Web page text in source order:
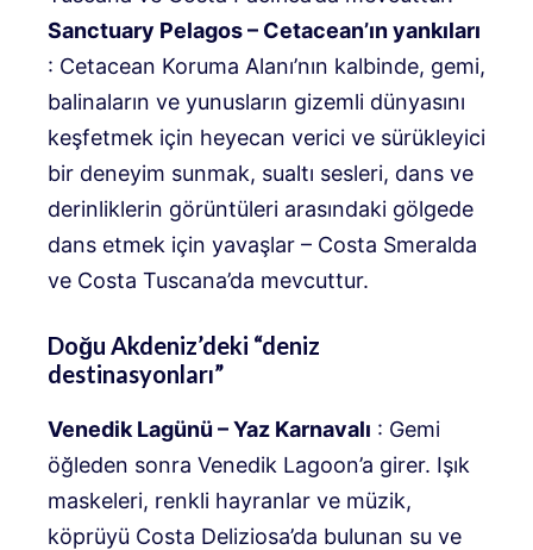
Sanctuary Pelagos – Cetacean’ın yankıları
: Cetacean Koruma Alanı’nın kalbinde, gemi,
balinaların ve yunusların gizemli dünyasını
keşfetmek için heyecan verici ve sürükleyici
bir deneyim sunmak, sualtı sesleri, dans ve
derinliklerin görüntüleri arasındaki gölgede
dans etmek için yavaşlar – Costa Smeralda
ve Costa Tuscana’da mevcuttur.
Doğu Akdeniz’deki “deniz
destinasyonları”
Venedik Lagünü – Yaz Karnavalı : Gemi
öğleden sonra Venedik Lagoon’a girer. Işık
maskeleri, renkli hayranlar ve müzik,
köprüyü Costa Deliziosa’da bulunan su ve